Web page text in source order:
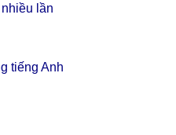
lần
tiếng Anh